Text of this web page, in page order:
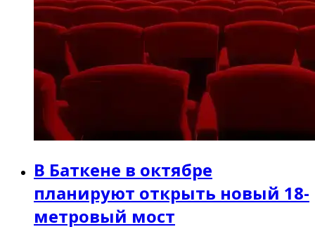
В Баткене в октябре
планируют открыть новый 18-
метровый мост